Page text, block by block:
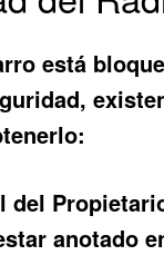
está
del
anotado